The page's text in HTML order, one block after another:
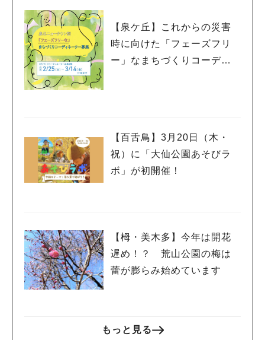
【泉ケ丘】これからの災害
時に向けた「フェーズフリ
ー」なまちづくりコーディ
【百舌鳥】3月20日（木・
祝）に「大仙公園あそびラ
ボ」が初開催！
【栂・美木多】今年は開花
遅め！？ 荒山公園の梅は
蕾が膨らみ始めています
もっと見る